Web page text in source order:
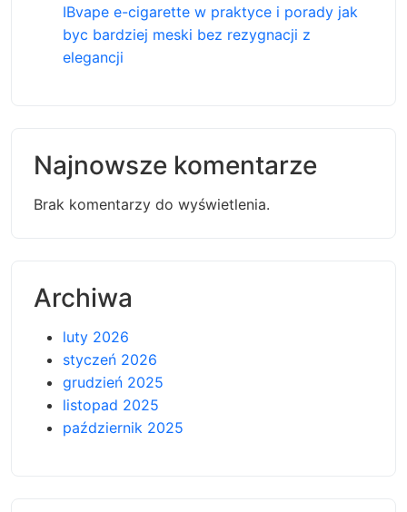
IBvape e-cigarette w praktyce i porady jak
byc bardziej meski bez rezygnacji z
elegancji
Najnowsze komentarze
Brak komentarzy do wyświetlenia.
Archiwa
luty 2026
styczeń 2026
grudzień 2025
listopad 2025
październik 2025